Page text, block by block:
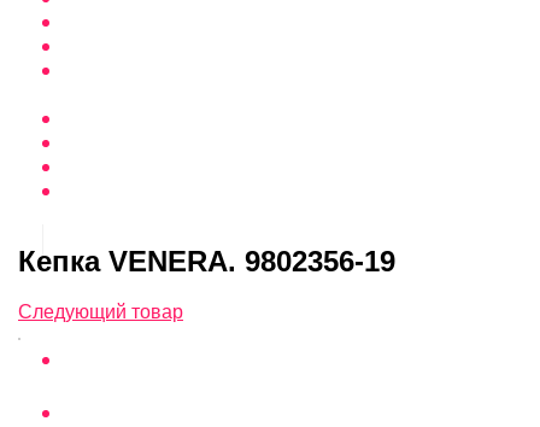
Кепка VENERA. 9802356-19
Следующий товар